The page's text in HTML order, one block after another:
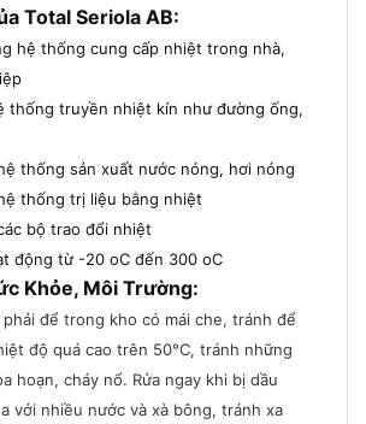
Total Seriola AB:
hệ thống cung cấp nhiệt trong nhà,
truyền nhiệt kín như đường ống,
thống sản xuất nước nóng, hơi nóng
thống trị liệu bằng nhiệt
bộ trao đổi nhiệt
từ -20 oC đến 300 oC
Khỏe, Môi Trường:
phải để trong kho có mái che, tránh để
độ quá cao trên 50°C, tránh những
hoạn, cháy nổ. Rửa ngay khi bị dầu
với nhiều nước và xà bông, tránh xa